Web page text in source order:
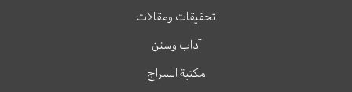
تحقيقات ومقالات
آداب وسنن
مكتبة السراج